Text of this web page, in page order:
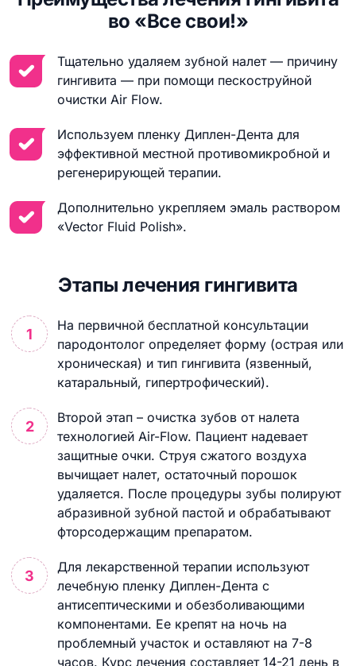
во «Все свои!»
Тщательно удаляем зубной налет — причину
гингивита — при помощи пескоструйной
очистки Air Flow.
Используем пленку Диплен-Дента для
эффективной местной противомикробной и
регенерирующей терапии.
Дополнительно укрепляем эмаль раствором
«Vector Fluid Polish».
Этапы лечения гингивита
На первичной бесплатной консультации
пародонтолог определяет форму (острая или
хроническая) и тип гингивита (язвенный,
катаральный, гипертрофический).
Второй этап – очистка зубов от налета
технологией Air-Flow. Пациент надевает
защитные очки. Струя сжатого воздуха
вычищает налет, остаточный порошок
удаляется. После процедуры зубы полируют
абразивной зубной пастой и обрабатывают
фторсодержащим препаратом.
Для лекарственной терапии используют
лечебную пленку Диплен-Дента с
антисептическими и обезболивающими
компонентами. Ее крепят на ночь на
проблемный участок и оставляют на 7-8
часов. Курс лечения составляет 14-21 день в